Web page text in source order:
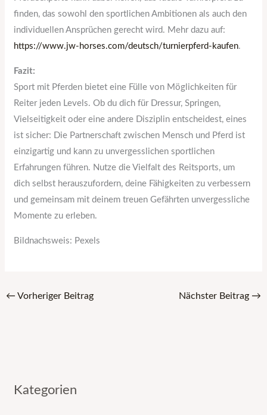
finden, das sowohl den sportlichen Ambitionen als auch den
individuellen Ansprüchen gerecht wird. Mehr dazu auf:
https://www.jw-horses.com/deutsch/turnierpferd-kaufen.
Fazit:
Sport mit Pferden bietet eine Fülle von Möglichkeiten für
Reiter jeden Levels. Ob du dich für Dressur, Springen,
Vielseitigkeit oder eine andere Disziplin entscheidest, eines
ist sicher: Die Partnerschaft zwischen Mensch und Pferd ist
einzigartig und kann zu unvergesslichen sportlichen
Erfahrungen führen. Nutze die Vielfalt des Reitsports, um
dich selbst herauszufordern, deine Fähigkeiten zu verbessern
und gemeinsam mit deinem treuen Gefährten unvergessliche
Momente zu erleben.
Bildnachsweis: Pexels
← Vorheriger Beitrag Nächster Beitrag →
Kategorien